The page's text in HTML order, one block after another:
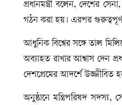
প্রধানমন্ত্রী বলেন, দেশের
গঠন করা হয়। এরপর গুরুত্বপূর্ণ
আধুনিক বিশ্বের সঙ্গে তাল
অব্যাহত রাখার আশ্বাস দেন
দেশপ্রেমের আদর্শে উজ্জীবিত
অনুষ্ঠানে মন্ত্রিপরিষদ